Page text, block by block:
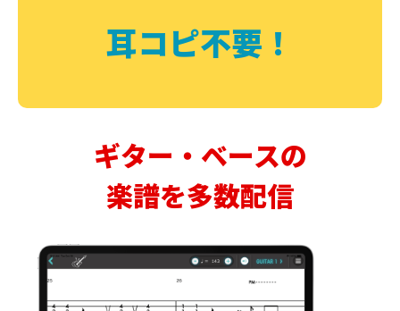
耳コピ不要！
ギター・ベースの
楽譜を多数配信